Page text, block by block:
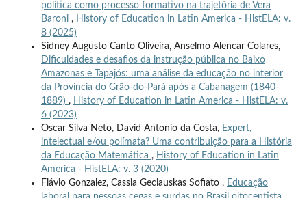
política como processo formativo na trajetória de Vera
Baroni , History of Education in Latin America - HistELA: v.
8 (2025)
Sidney Augusto Canto Oliveira, Anselmo Alencar Colares,
Dificuldades e desafios da instrução pública no Baixo
Amazonas e Tapajós: uma análise da educação no interior
da Província do Grão-do-Pará após a Cabanagem (1840-
1889) , History of Education in Latin America - HistELA: v.
6 (2023)
Oscar Silva Neto, David Antonio da Costa, Expert,
intelectual e/ou polímata? Uma contribuição para a História
da Educação Matemática , History of Education in Latin
America - HistELA: v. 3 (2020)
Flávio Gonzalez, Cassia Geciauskas Sofiato , Educação